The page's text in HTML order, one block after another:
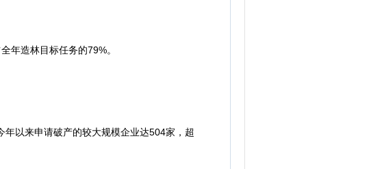
造林目标任务的79%。
以来申请破产的较大规模企业达504家，超